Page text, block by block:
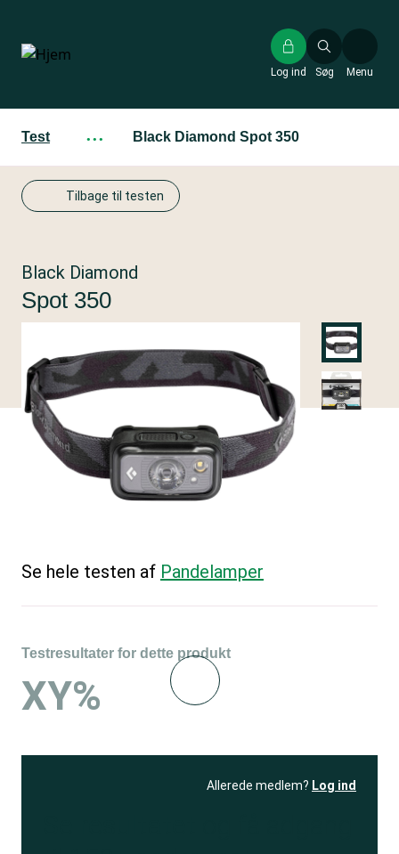
hovedindhold
Søg
Log ind Menu
Test ··· Black Diamond Spot 350
Tilbage til testen
Black Diamond
Spot 350
Se hele testen af Pandelamper
Testresultater for dette produkt
XY%
Allerede medlem? Log ind